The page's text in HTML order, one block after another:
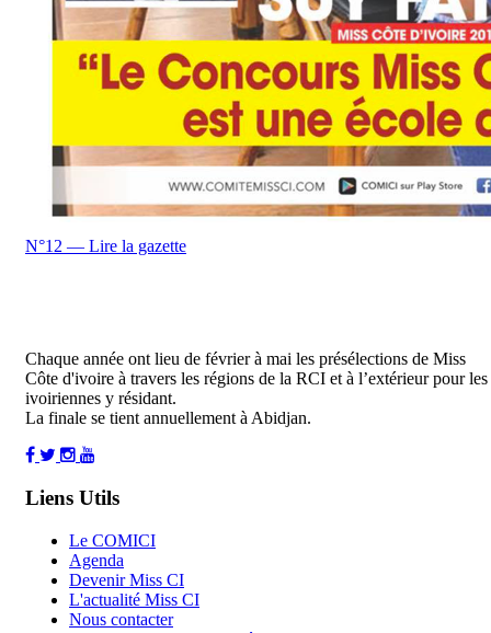
N°12 — Lire la gazette
Chaque année ont lieu de février à mai les présélections de Miss
Côte d'ivoire à travers les régions de la RCI et à l’extérieur pour les
ivoiriennes y résidant.
La finale se tient annuellement à Abidjan.
Liens Utils
Le COMICI
Agenda
Devenir Miss CI
L'actualité Miss CI
Nous contacter